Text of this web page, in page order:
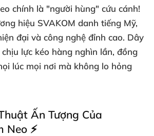
chính là "người hùng" cứu cánh!
hiệu SVAKOM danh tiếng Mỹ,
đại và công nghệ đỉnh cao. Dây
lực kéo hàng nghìn lần, đồng
lúc mọi nơi mà không lo hỏng
Ấn Tượng Của
Neo ⚡